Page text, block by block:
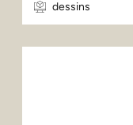
dessins